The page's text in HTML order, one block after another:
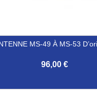
MS-49 À MS-53
96,00 €